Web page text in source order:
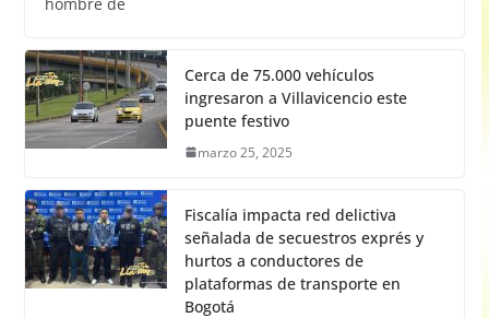
Cerca de 75.000 vehículos
ingresaron a Villavicencio este
puente festivo
marzo 25, 2025
Fiscalía impacta red delictiva
señalada de secuestros exprés y
hurtos a conductores de
plataformas de transporte en
Bogotá